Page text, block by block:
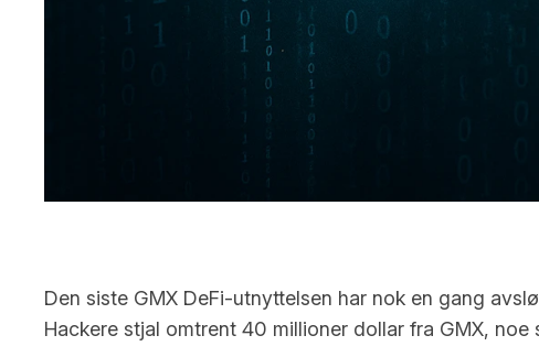
Den siste GMX DeFi-utnyttelsen har nok en gang
Hackere stjal omtrent 40 millioner dollar fra GMX,